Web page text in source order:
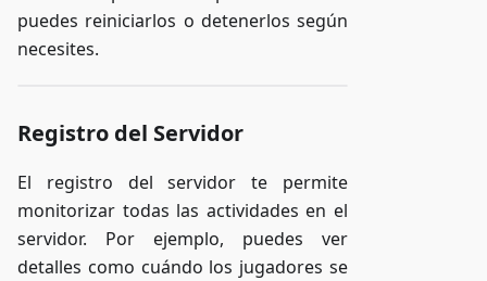
puedes reiniciarlos o detenerlos según
necesites.
Registro del Servidor
El registro del servidor te permite
monitorizar todas las actividades en el
servidor. Por ejemplo, puedes ver
detalles como cuándo los jugadores se